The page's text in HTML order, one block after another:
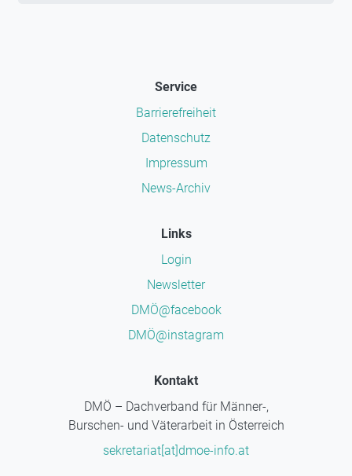
Service
Barrierefreiheit
Datenschutz
Impressum
News-Archiv
Links
Login
Newsletter
DMÖ@facebook
DMÖ@instagram
Kontakt
DMÖ – Dachverband für Männer-,
Burschen- und Väterarbeit in Österreich
sekretariat[at]dmoe-info.at